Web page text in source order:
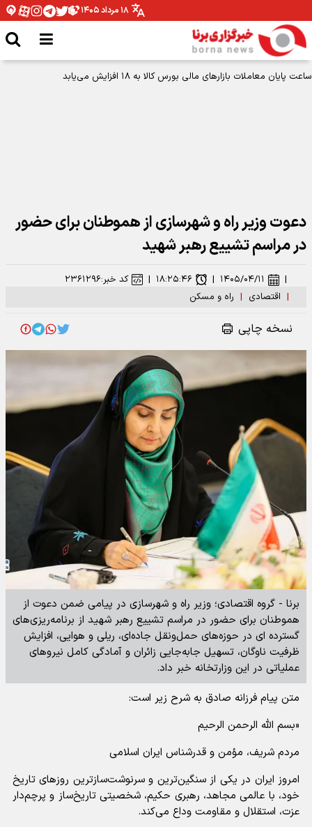
۱۸ مرداد ۱۴۰۵
ساعت پایان معاملات بازارهای مالی بورس کالا به ۱۸ افزایش می‌یابد
دعوت وزیر راه و شهرسازی از هموطنان برای حضور
در مراسم تشییع رهبر شهید
| اقتصادی | راه و مسکن
| ۱۴۰۵/۰۴/۱۱ | ۱۸:۲۵:۴۶ | کد خبر:۲۳۶۱۲۹۶
نسخه چاپی
برنا - گروه اقتصادی؛ وزیر راه و شهرسازی در پیامی ضمن دعوت از
هموطنان برای حضور در مراسم تشییع رهبر شهید از برنامه‌ریزی‌های
گسترده ای در حوزه‌های حمل‌ونقل جاده‌ای، ریلی و هوایی، افزایش
ظرفیت ناوگان، تسهیل جابه‌جایی زائران و آمادگی کامل نیروهای
عملیاتی در این وزارتخانه خبر داد.
متن پیام فرزانه صادق به شرح زیر است:
«بسم الله الرحمن الرحیم
مردم شریف، مؤمن و قدرشناس ایران اسلامی
امروز ایران در یکی از سنگین‌ترین و سرنوشت‌سازترین روزهای تاریخ
خود، با عالمی مجاهد، رهبری حکیم، شخصیتی تاریخ‌ساز و پرچم‌دار
عزت، استقلال و مقاومت وداع می‌کند.